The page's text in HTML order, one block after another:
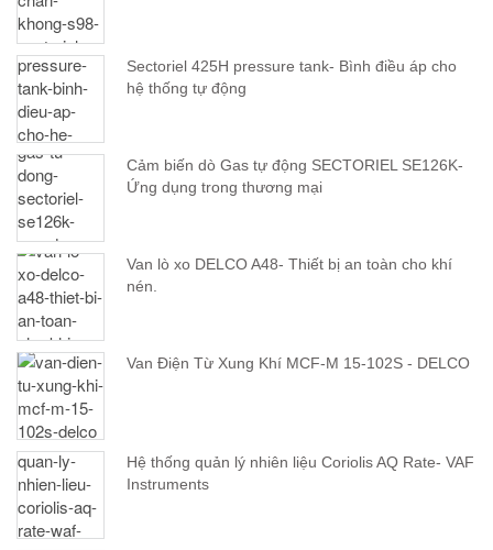
Sectoriel 425H pressure tank- Bình điều áp cho
hệ thống tự động
Cảm biến dò Gas tự động SECTORIEL SE126K-
Ứng dụng trong thương mại
Van lò xo DELCO A48- Thiết bị an toàn cho khí
nén.
Van Điện Từ Xung Khí MCF-M 15-102S - DELCO
Hệ thống quản lý nhiên liệu Coriolis AQ Rate- VAF
Instruments